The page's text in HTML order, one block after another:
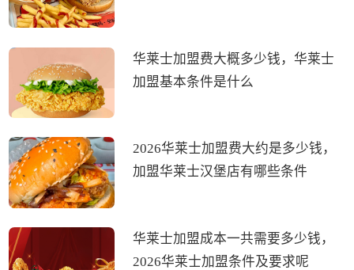
华莱士加盟费大概多少钱，华莱士
加盟基本条件是什么
2026华莱士加盟费大约是多少钱，
加盟华莱士汉堡店有哪些条件
华莱士加盟成本一共需要多少钱，
2026华莱士加盟条件及要求呢